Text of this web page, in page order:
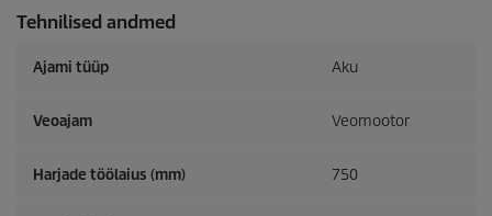
Tehnilised andmed
Ajami tüüp Aku
Veoajam Veomootor
Harjade töölaius (mm) 750